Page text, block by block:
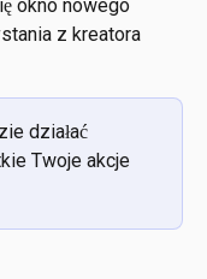
okno nowego
z kreatora
działać
Twoje akcje